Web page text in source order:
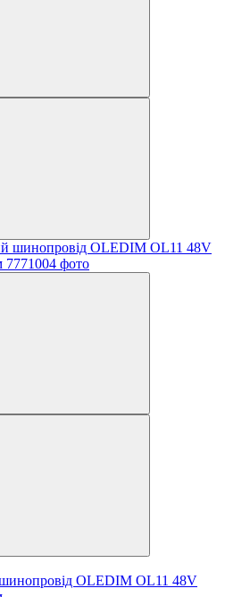
OLEDIM OL11 48V